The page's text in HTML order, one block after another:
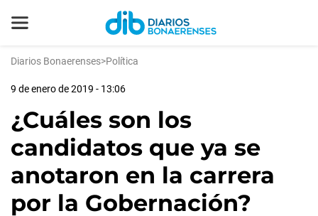
Diarios Bonaerenses>Política
9 de enero de 2019 - 13:06
¿Cuáles son los
candidatos que ya se
anotaron en la carrera
por la Gobernación?